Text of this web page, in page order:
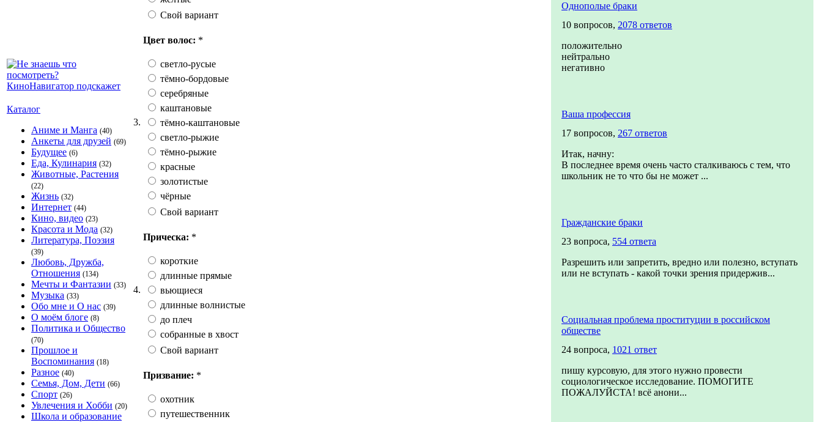
Каталог
Аниме и Манга (40)
Анкеты для друзей (69)
Будущее (6)
Еда, Кулинария (32)
Животные, Растения
(22)
Жизнь (32)
Интернет (44)
Кино, видео (23)
Красота и Мода (32)
Литература, Поэзия
(39)
Любовь, Дружба,
Отношения (134)
Мечты и Фантазии (33)
Музыка (33)
Обо мне и О нас (39)
О моём блоге (8)
Политика и Общество
(70)
Прошлое и
Воспоминания (18)
Разное (40)
Семья, Дом, Дети (66)
Спорт (26)
Увлечения и Хобби (20)
Школа и образование
Свой вариант
3.
Цвет волос: *
светло-русые
тёмно-бордовые
серебряные
каштановые
тёмно-каштановые
светло-рыжие
тёмно-рыжие
красные
золотистые
чёрные
Свой вариант
4.
Прическа: *
короткие
длинные прямые
вьющиеся
длинные волнистые
до плеч
собранные в хвост
Свой вариант
Призвание: *
охотник
путешественник
Однополые браки
10 вопросов, 2078 ответов
положительно
нейтрально
негативно
Ваша профессия
17 вопросов, 267 ответов
Итак, начну:
В последнее время очень часто сталкиваюсь с тем, что
школьник не то что бы не может ...
Гражданские браки
23 вопроса, 554 ответа
Разрешить или запретить, вредно или полезно, вступать
или не вступать - какой точки зрения придержив...
Социальная проблема проституции в российском
обществе
24 вопроса, 1021 ответ
пишу курсовую, для этого нужно провести
социологическое исследование. ПОМОГИТЕ
ПОЖАЛУЙСТА! всё анони...